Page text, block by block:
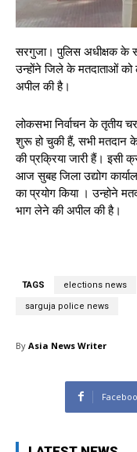
सरगुजा। पुलिस अधीक्षक के
उन्होंने जिले के मतदाताओं
अपील की है।
लोकसभा निर्वाचन के तृतीय
शुरू हो चुकी हैं, सभी मतदान
की प्रक्रिया जारी हैं। इसी
आज सुबह जिला उद्योग
का प्रयोग किया । उन्होने
भाग लेने की अपील की है।
TAGS elections news
sarguja police news
By Asia News Writer